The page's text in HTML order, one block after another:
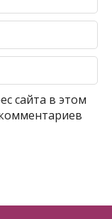
сайта в этом